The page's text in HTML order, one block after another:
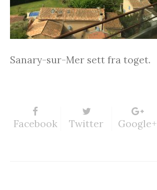
Sanary-sur-Mer sett fra toget.
Facebook Twitter Google+